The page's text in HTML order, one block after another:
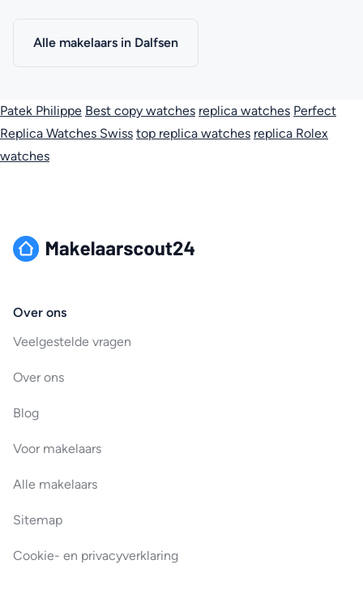
Alle makelaars in Dalfsen
Patek Philippe Best copy watches replica watches Perfect
Replica Watches Swiss top replica watches replica Rolex
watches
Over ons
Veelgestelde vragen
Over ons
Blog
Voor makelaars
Alle makelaars
Sitemap
Cookie- en privacyverklaring